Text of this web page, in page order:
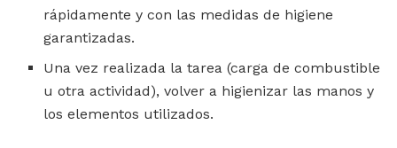
rápidamente y con las medidas de higiene
garantizadas.
Una vez realizada la tarea (carga de combustible
u otra actividad), volver a higienizar las manos y
los elementos utilizados.